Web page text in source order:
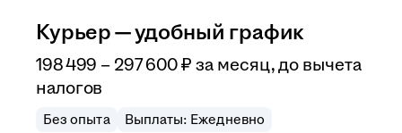
Курьер — удобный график
198 499 – 297 600₽ за месяц,до вычета
налогов
Без опыта Выплаты: Ежедневно